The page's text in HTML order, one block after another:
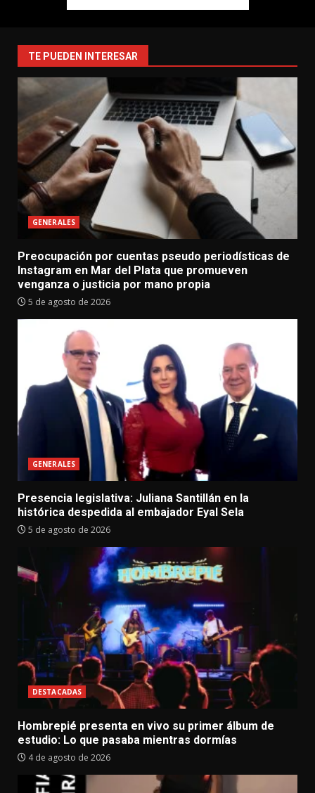
TE PUEDEN INTERESAR
GENERALES
Preocupación por cuentas pseudo periodísticas de
Instagram en Mar del Plata que promueven
venganza o justicia por mano propia
5 de agosto de 2026
GENERALES
Presencia legislativa: Juliana Santillán en la
histórica despedida al embajador Eyal Sela
5 de agosto de 2026
DESTACADAS
Hombrepié presenta en vivo su primer álbum de
estudio: Lo que pasaba mientras dormías
4 de agosto de 2026